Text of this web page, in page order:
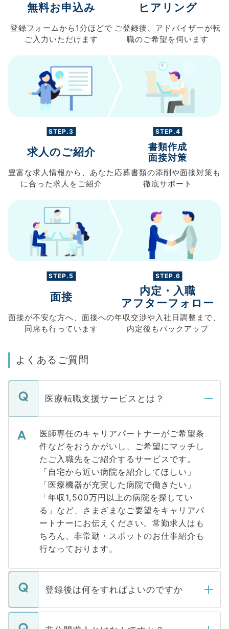
無料お申込み
登録フォームから 1分ほどで
ご入力 いただけます
ヒアリング
ご登録後、 アドバイザーが転
職のご希望を伺います
STEP.3
求人のご紹介
豊富な求人情報から、 あなた
に合った求人を ご紹介
STEP.4
書類作成
面接対策
応募書類の添削や面接対策も
徹底サポート
STEP.5
面接
面接が不安な方へ、 面接への
同席も行っています
STEP.6
内定・入職
アフターフォロー
年収交渉や入社日調整まで、
内定後もバックアップ
よくあるご質問
医療転職支援サービスとは？
医師専任のキャリアパートナーがご希望条
件などをおうかがいし、ご希望にマッチし
たご入職先をご紹介するサービスです。
「自宅から近い病院を紹介してほしい」
「医療機器が充実した病院で働きたい」
「年収1,500万円以上の病院を探してい
る」など、さまざまなご要望をキャリアパ
ートナーにお伝えください。常勤求人はも
ちろん、非常勤・スポットのお仕事紹介も
行なっております。
登録後は何をすればよいのですか
ご登録いただきましたら、弊社担当者がご